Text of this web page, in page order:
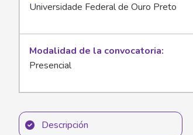
Universidade Federal de Ouro Preto
Modalidad de la convocatoria
Presencial
Descripción